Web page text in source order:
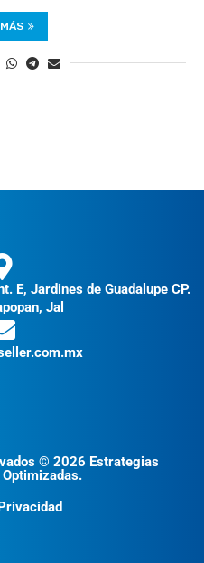
E, Jardines de Guadalupe CP.
Jal
© 2026 Estrategias